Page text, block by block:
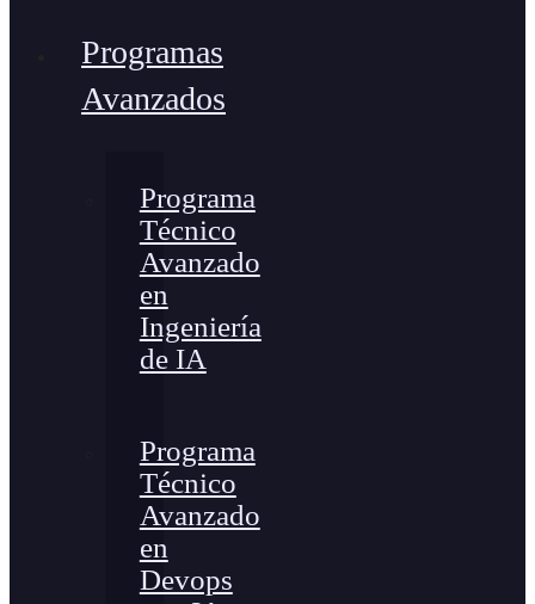
Programas
Avanzados
Programa
Técnico
Avanzado
en
Ingeniería
de IA
Programa
Técnico
Avanzado
en
Devops